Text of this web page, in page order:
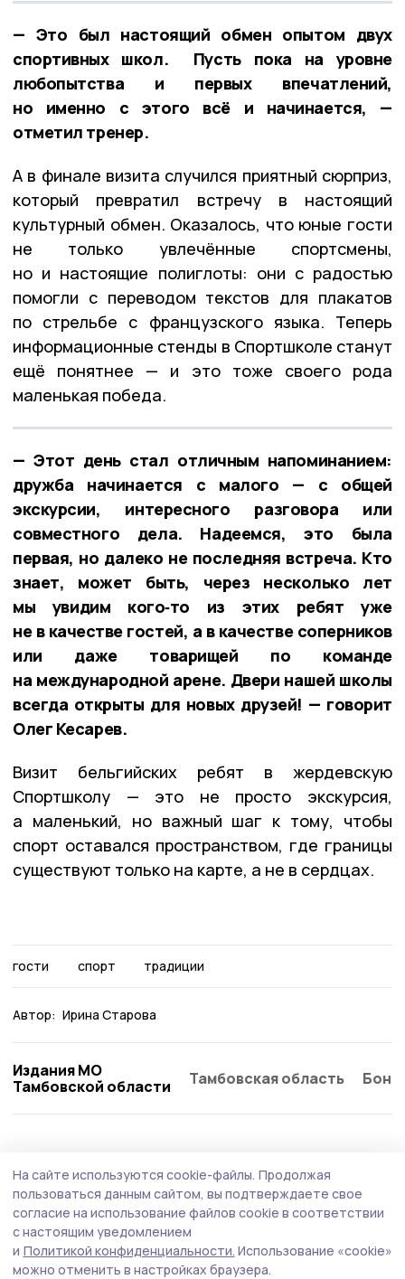
— Это был настоящий обмен опытом двух
спортивных школ. Пусть пока на уровне
любопытства и первых впечатлений,
но именно с этого всё и начинается, —
отметил тренер.
А в финале визита случился приятный сюрприз,
который превратил встречу в настоящий
культурный обмен. Оказалось, что юные гости
не только увлечённые спортсмены,
но и настоящие полиглоты: они с радостью
помогли с переводом текстов для плакатов
по стрельбе с французского языка. Теперь
информационные стенды в Спортшколе станут
ещё понятнее — и это тоже своего рода
маленькая победа.
— Этот день стал отличным напоминанием:
дружба начинается с малого — с общей
экскурсии, интересного разговора или
совместного дела. Надеемся, это была
первая, но далеко не последняя встреча. Кто
знает, может быть, через несколько лет
мы увидим кого‑то из этих ребят уже
не в качестве гостей, а в качестве соперников
или даже товарищей по команде
на международной арене. Двери нашей школы
всегда открыты для новых друзей! — говорит
Олег Кесарев.
Визит бельгийских ребят в жердевскую
Спортшколу — это не просто экскурсия,
а маленький, но важный шаг к тому, чтобы
спорт оставался пространством, где границы
существуют только на карте, а не в сердцах.
гости спорт традиции
Автор: Ирина Старова
Издания МО
Тамбовской области
Тамбовская область
Вишнёвый сезон в Жердевском округе
отметился хорошим урожаем
ОАО «Плодопитомник «Жердевский» делает ставку на
сплочённый коллектив и новые технологии.
На сайте используются cookie-файлы. Продолжая
пользоваться данным сайтом, вы подтверждаете свое
согласие на использование файлов cookie в соответствии
с настоящим уведомлением
и Политикой конфиденциальности. Использование «cookie»
можно отменить в настройках браузера.